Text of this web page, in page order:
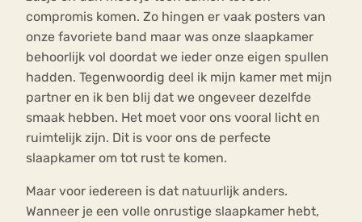
compromis komen. Zo hingen er vaak posters van
onze favoriete band maar was onze slaapkamer
behoorlijk vol doordat we ieder onze eigen spullen
hadden. Tegenwoordig deel ik mijn kamer met mijn
partner en ik ben blij dat we ongeveer dezelfde
smaak hebben. Het moet voor ons vooral licht en
ruimtelijk zijn. Dit is voor ons de perfecte
slaapkamer om tot rust te komen.
Maar voor iedereen is dat natuurlijk anders.
Wanneer je een volle onrustige slaapkamer hebt,